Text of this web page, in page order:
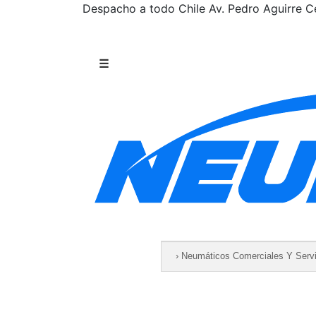
Saltar al contenidoDespacho a todo Chile Av. Pedro Aguirre
☰